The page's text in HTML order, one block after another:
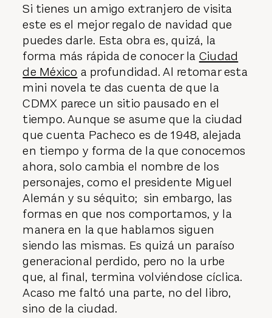
Si tienes un amigo extranjero de visita
este es el mejor regalo de navidad que
puedes darle. Esta obra es, quizá, la
forma más rápida de conocer la Ciudad
de México a profundidad. Al retomar esta
mini novela te das cuenta de que la
CDMX parece un sitio pausado en el
tiempo. Aunque se asume que la ciudad
que cuenta Pacheco es de 1948, alejada
en tiempo y forma de la que conocemos
ahora, solo cambia el nombre de los
personajes, como el presidente Miguel
Alemán y su séquito; sin embargo, las
formas en que nos comportamos, y la
manera en la que hablamos siguen
siendo las mismas. Es quizá un paraíso
generacional perdido, pero no la urbe
que, al final, termina volviéndose cíclica.
Acaso me faltó una parte, no del libro,
sino de la ciudad.